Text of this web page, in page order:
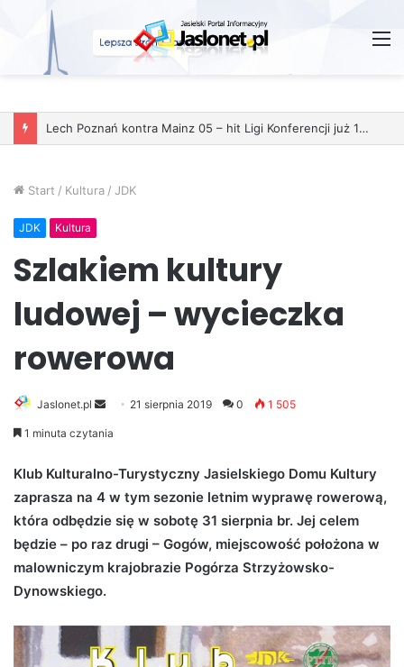
Lech Poznań kontra Mainz 05 – hit Ligi Konferencji już 11 grudnia
Start / Kultura / JDK
JDK Kultura
Szlakiem kultury
ludowej – wycieczka
rowerowa
Jaslonet.pl
e
d
a
i
21 sierpnia 2019 0 1 505
1 minuta czytania
Klub Kulturalno-Turystyczny Jasielskiego Domu Kultury
zaprasza na 4 w tym sezonie letnim wyprawę rowerową,
która odbędzie się w sobotę 31 sierpnia br. Jej celem
będzie – po raz drugi – Gogów, miejscowość położona w
malowniczym krajobrazie Pogórza Strzyżowsko-
Dynowskiego.